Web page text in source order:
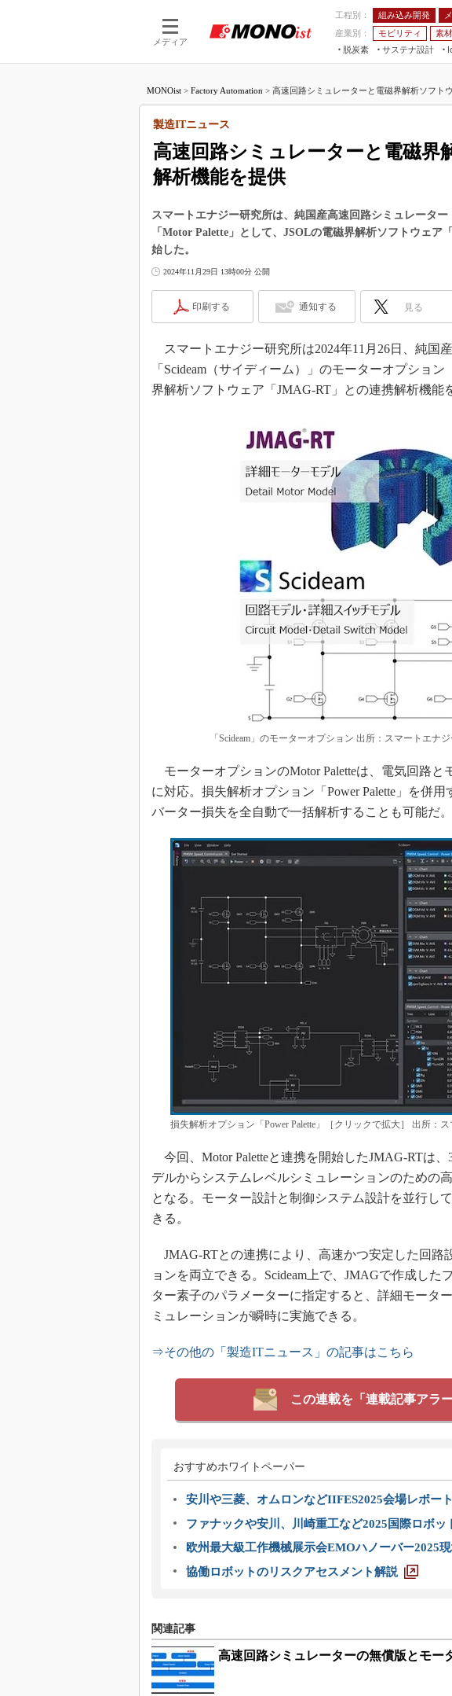
メディア
工程別： 組み込み開発
産業別：
モビリティ 素
脱炭素
サステナ設計
つながる工場AI×設備保全
IIFES
日本
産業
MONOist > Factory Automation > 高速回路シミュレーターと電磁界解析ソフトウ
高速回路シミュレーターと電磁界
解析機能を提供
製造ITニュース
スマートエナジー研究所は、純国産高速回路シミュレータ
「Motor Palette」として、JSOLの電磁界解析ソフトウェア
始した。
2024年11月29日 13時00分 公開
印刷する 通知する 見る
スマートエナジー研究所は2024年11月26日、純国
「Scideam（サイディーム）」のモーターオプション
界解析ソフトウェア「JMAG-RT」との連携解析機能
「Scideam」のモーターオプション 出所：スマートエナ
モーターオプションのMotor Paletteは、電気回路と
に対応。損失解析オプション「Power Palette」を併
バーター損失を全自動で一括解析することも可能だ。
損失解析オプション「Power Palette」［クリックで拡大］ 出所：
今回、Motor Paletteと連携を開始したJMAG-RTは
デルからシステムレベルシミュレーションのための
となる。モーター設計と制御システム設計を並行し
きる。
JMAG-RTとの連携により、高速かつ安定した回路
ョンを両立できる。Scideam上で、JMAGで作成した
ター素子のパラメーターに指定すると、詳細モータ
ミュレーションが瞬時に実施できる。
⇒その他の「製造ITニュース」の記事はこちら
この連載を「連載記事アラ
おすすめホワイトペーパー
安川や三菱、オムロンなどIIFES2025会場レポー
ファナックや安川、川崎重工など2025国際ロボ
欧州最大級工作機械展示会EMOハノーバー2025
協働ロボットのリスクアセスメント解説
関連記事
高速回路シミュレーターの無償版とモー